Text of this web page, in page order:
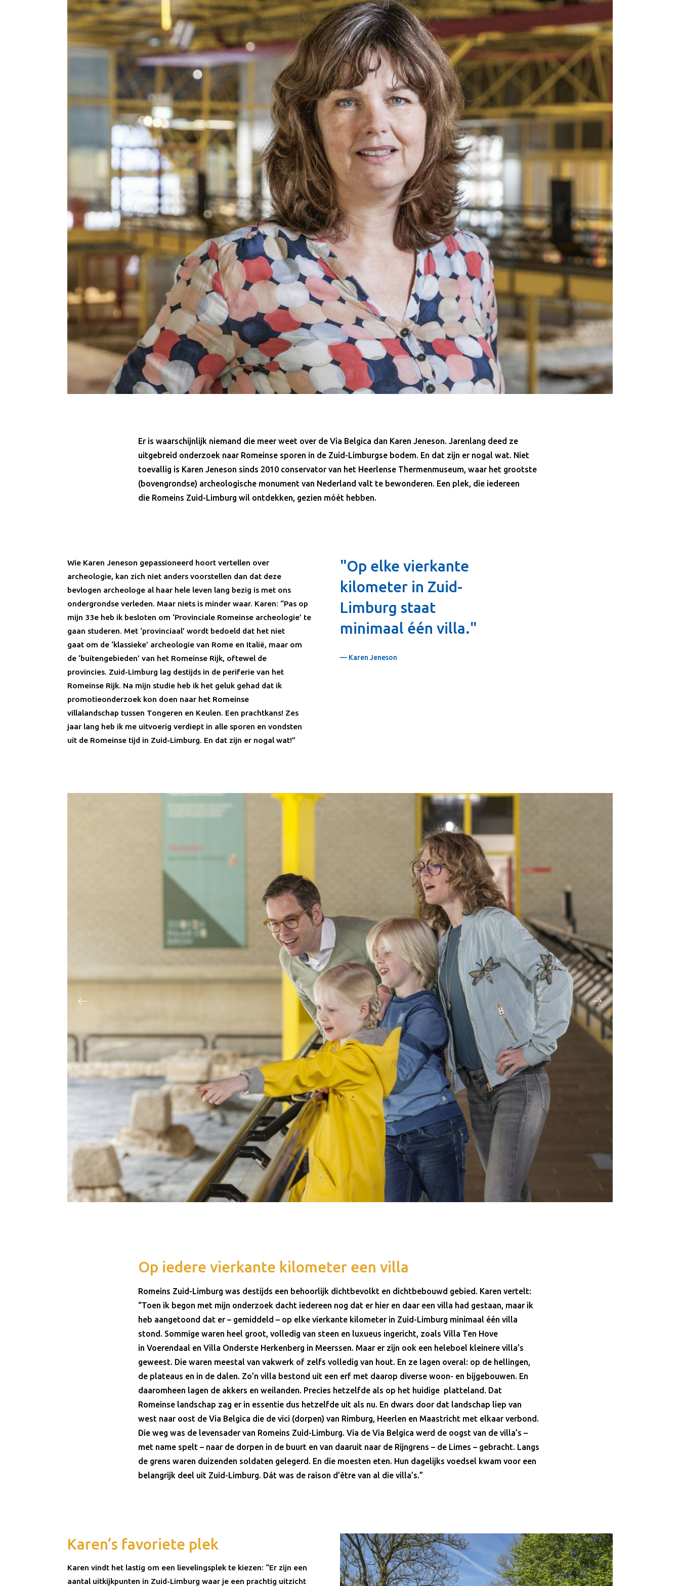
Er is waarschijnlijk niemand die meer weet over de Via Belgica dan Karen Jeneson. Jarenlang deed ze
uitgebreid onderzoek naar Romeinse sporen in de Zuid-Limburgse bodem. En dat zijn er nogal wat. Niet
toevallig is Karen Jeneson sinds 2010 conservator van het Heerlense Thermenmuseum, waar het grootste
(bovengrondse) archeologische monument van Nederland valt te bewonderen. Een plek, die iedereen
die Romeins Zuid-Limburg wil ontdekken, gezien móét hebben.
Wie Karen Jeneson gepassioneerd hoort vertellen over
archeologie, kan zich niet anders voorstellen dan dat deze
bevlogen archeologe al haar hele leven lang bezig is met ons
ondergrondse verleden. Maar niets is minder waar. Karen: “Pas op
mijn 33e heb ik besloten om ‘Provinciale Romeinse archeologie’ te
gaan studeren. Met ‘provinciaal’ wordt bedoeld dat het niet
gaat om de ‘klassieke’ archeologie van Rome en Italië, maar om
de ‘buitengebieden’ van het Romeinse Rijk, oftewel de
provincies. Zuid-Limburg lag destijds in de periferie van het
Romeinse Rijk. Na mijn studie heb ik het geluk gehad dat ik
promotieonderzoek kon doen naar het Romeinse
villalandschap tussen Tongeren en Keulen. Een prachtkans! Zes
jaar lang heb ik me uitvoerig verdiept in alle sporen en vondsten
uit de Romeinse tijd in Zuid-Limburg. En dat zijn er nogal wat!”
"Op elke vierkante
kilometer in Zuid-
Limburg staat
minimaal één villa."
— Karen Jeneson
Op iedere vierkante kilometer een villa
Romeins Zuid-Limburg was destijds een behoorlijk dichtbevolkt en dichtbebouwd gebied. Karen vertelt:
“Toen ik begon met mijn onderzoek dacht iedereen nog dat er hier en daar een villa had gestaan, maar ik
heb aangetoond dat er – gemiddeld – op elke vierkante kilometer in Zuid-Limburg minimaal één villa
stond. Sommige waren heel groot, volledig van steen en luxueus ingericht, zoals Villa Ten Hove
in Voerendaal en Villa Onderste Herkenberg in Meerssen. Maar er zijn ook een heleboel kleinere villa’s
geweest. Die waren meestal van vakwerk of zelfs volledig van hout. En ze lagen overal: op de hellingen,
de plateaus en in de dalen. Zo’n villa bestond uit een erf met daarop diverse woon- en bijgebouwen. En
daaromheen lagen de akkers en weilanden. Precies hetzelfde als op het huidige platteland. Dat
Romeinse landschap zag er in essentie dus hetzelfde uit als nu. En dwars door dat landschap liep van
west naar oost de Via Belgica die de vici (dorpen) van Rimburg, Heerlen en Maastricht met elkaar verbond.
Die weg was de levensader van Romeins Zuid-Limburg. Via de Via Belgica werd de oogst van de villa’s –
met name spelt – naar de dorpen in de buurt en van daaruit naar de Rijngrens – de Limes – gebracht. Langs
de grens waren duizenden soldaten gelegerd. En die moesten eten. Hun dagelijks voedsel kwam voor een
belangrijk deel uit Zuid-Limburg. Dát was de raison d’être van al die villa’s.”
Karen’s favoriete plek
Karen vindt het lastig om een lievelingsplek te kiezen: “Er zijn een
aantal uitkijkpunten in Zuid-Limburg waar je een prachtig uitzicht